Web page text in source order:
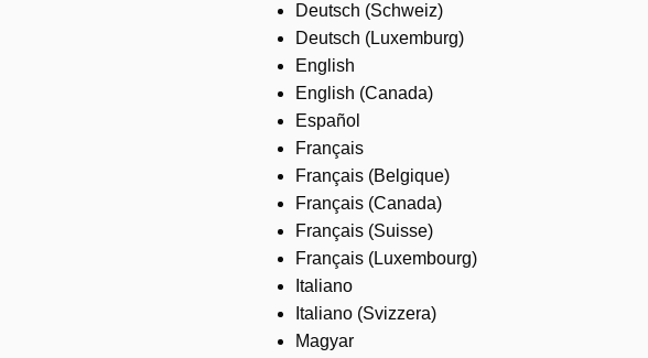
Deutsch (Schweiz)
Deutsch (Luxemburg)
English
English (Canada)
Español
Français
Français (Belgique)
Français (Canada)
Français (Suisse)
Français (Luxembourg)
Italiano
Italiano (Svizzera)
Magyar